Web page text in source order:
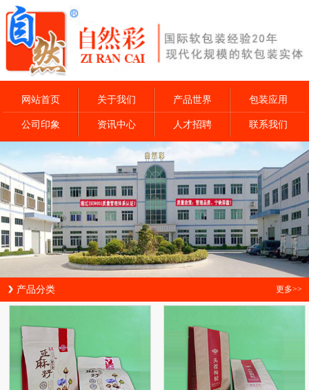
网站首页 关于我们 产品世界 包装应用
公司印象 资讯中心 人才招聘 联系我们
更多>>
产品分类